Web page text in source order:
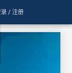
录 / 注册